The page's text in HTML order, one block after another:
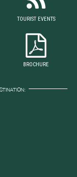
TOURIST EVENTS
BROCHURE